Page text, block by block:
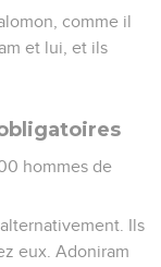
comme il
et lui, et ils
hommes de
Ils
eux. Adoniram